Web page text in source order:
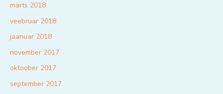
märts 2018
veebruar 2018
jaanuar 2018
november 2017
oktoober 2017
september 2017